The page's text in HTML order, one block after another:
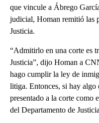
que vincule a Ábrego
judicial, Homan remitió las
Justicia.
“Admitirlo en una corte es
Justicia”, dijo Homan a
hago cumplir la ley de
litiga. Entonces, si hay algo
presentado a la corte como
del Departamento de